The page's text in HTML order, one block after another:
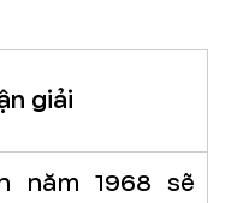
giải
năm 1968 sẽ